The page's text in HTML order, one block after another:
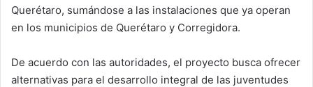
Querétaro, sumándose a las instalaciones que ya operan
en los municipios de Querétaro y Corregidora.
De acuerdo con las autoridades, el proyecto busca ofrecer
alternativas para el desarrollo integral de las juventudes